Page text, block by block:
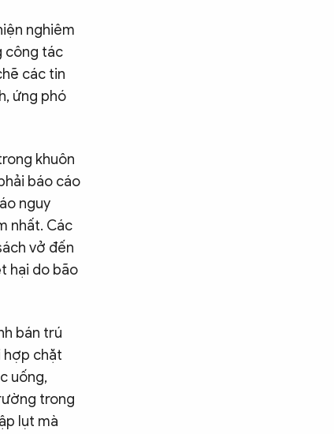
nghiêm
công tác
các tin
ứng phó
khuôn
báo cáo
nguy
nhất. Các
vở đến
hại do bão
bán trú
hợp chặt
uống,
trong
lụt mà